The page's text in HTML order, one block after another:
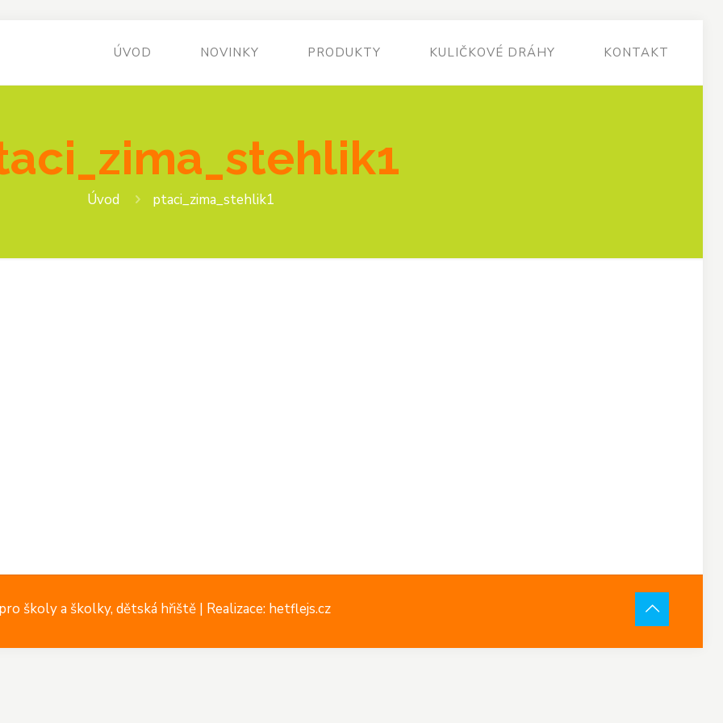
ÚVOD NOVINKY PRODUKTY KULIČKOVÉ DRÁHY KONTAKT
Úvod ptaci_zima_stehlik1
školy a školky, dětská hřiště | Realizace: hetflejs.cz